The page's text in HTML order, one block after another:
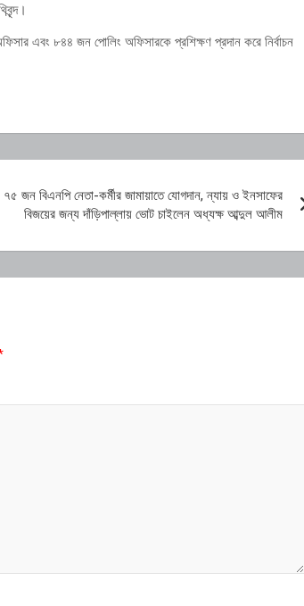
এবং ৮৪৪ জন পোলিং অফিসারকে প্রশিক্ষণ প্রদান করে নির্বাচন
৭৫ জন বিএনপি নেতা-কর্মীর জামায়াতে যোগদান, ন্যায় ও ইনসাফের
বিজয়ের জন্য দাঁড়িপাল্লায় ভোট চাইলেন অধ্যক্ষ আব্দুল আলীম